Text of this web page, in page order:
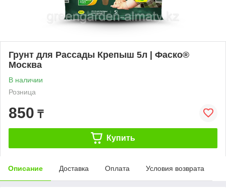
Грунт для Рассады Крепыш 5л | Фаско®
Москва
В наличии
Розница
850 ₸
Купить
Описание Доставка Оплата Условия возврата